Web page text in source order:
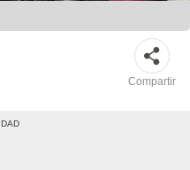
Compartir